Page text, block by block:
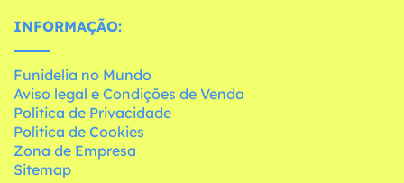
INFORMAÇÃO:
Funidelia no Mundo
Aviso legal e Condições de Venda
Política de Privacidade
Política de Cookies
Zona de Empresa
Sitemap